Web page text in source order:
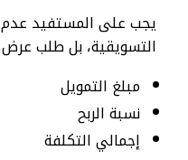
يجب على المستفيد عدم
التسويقية، بل طلب
مبلغ التمويل
نسبة الربح
إجمالي التكلفة